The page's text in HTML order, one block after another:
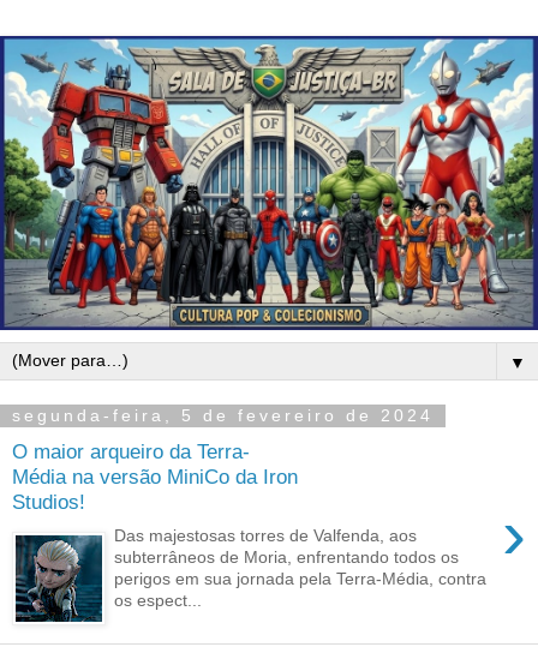
▼
segunda-feira, 5 de fevereiro de 2024
O maior arqueiro da Terra-
Média na versão MiniCo da Iron
Studios!
›
Das majestosas torres de Valfenda, aos
subterrâneos de Moria, enfrentando todos os
perigos em sua jornada pela Terra-Média, contra
os espect...